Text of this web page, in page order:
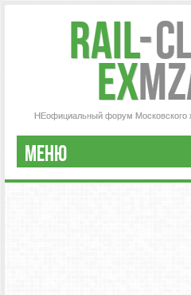
Rail-
ex
НЕофициальный форум Московского
МЕНЮ
РЕГИСТРАЦИЯ